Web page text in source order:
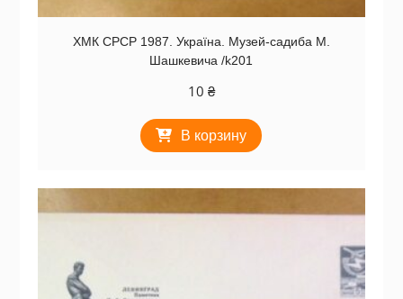
ХМК СРСР 1987. Україна. Музей-садиба М.
Шашкевича /k201
10 ₴
В корзину